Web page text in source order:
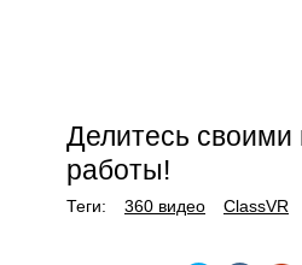
Делитесь
работы!
Теги: 360 видео ClassVR